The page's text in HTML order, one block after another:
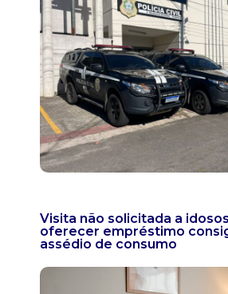
Visita não solicitada a
oferecer empréstimo
assédio de consumo